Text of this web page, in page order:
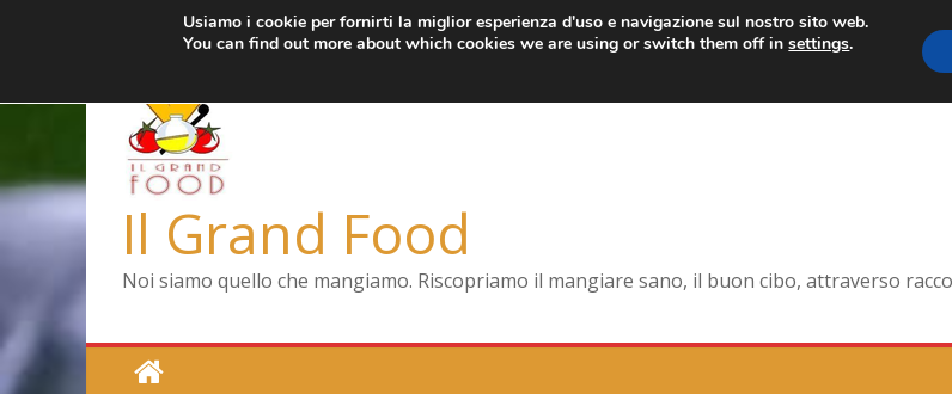
mercoledì, Agosto 5, 2026 Ultimo: Pizza a Corte
Menopausa, una forma smagliante senza età
Il Grand Food
Noi siamo quello che mangiamo. Riscopriamo il mangiare sano, il buon cibo, attraverso
Usiamo i cookie per fornirti la miglior esperienza d'uso e navigazione sul nostro sito web.
You can find out more about which cookies we are using or switch them off insettings.